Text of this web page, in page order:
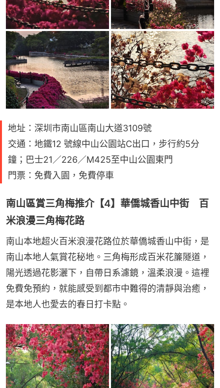
地址：深圳市南山區南山大道3109號
交通：地鐵12 號線中山公園站C出口，步行約5分
鐘；巴士21／226／M425至中山公園東門
門票：免費入園，免費停車
南山區賞三角梅推介【4】華僑城香山中街 百
米浪漫三角梅花路
南山本地超火百米浪漫花路位於華僑城香山中街，是
南山本地人氣賞花秘地。三角梅形成百米花簾隧道，
陽光透過花影灑下，自帶日系濾鏡，溫柔浪漫。這裡
免費免預約，就能感受到都市中難得的清靜與治癒，
是本地人也愛去的春日打卡點。